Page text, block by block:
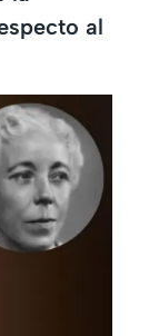
al